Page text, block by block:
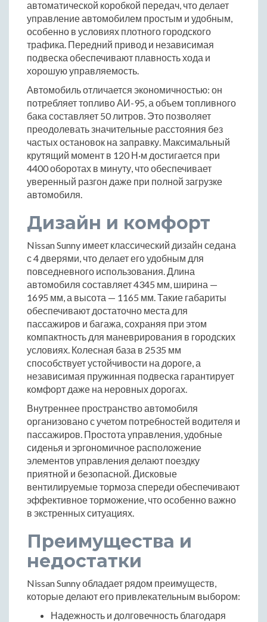
автоматической коробкой передач, что делает
управление автомобилем простым и удобным,
особенно в условиях плотного городского
трафика. Передний привод и независимая
подвеска обеспечивают плавность хода и
хорошую управляемость.
Автомобиль отличается экономичностью: он
потребляет топливо АИ-95, а объем топливного
бака составляет 50 литров. Это позволяет
преодолевать значительные расстояния без
частых остановок на заправку. Максимальный
крутящий момент в 120 Н·м достигается при
4400 оборотах в минуту, что обеспечивает
уверенный разгон даже при полной загрузке
автомобиля.
Дизайн и комфорт
Nissan Sunny имеет классический дизайн седана
с 4 дверями, что делает его удобным для
повседневного использования. Длина
автомобиля составляет 4345 мм, ширина —
1695 мм, а высота — 1165 мм. Такие габариты
обеспечивают достаточно места для
пассажиров и багажа, сохраняя при этом
компактность для маневрирования в городских
условиях. Колесная база в 2535 мм
способствует устойчивости на дороге, а
независимая пружинная подвеска гарантирует
комфорт даже на неровных дорогах.
Внутреннее пространство автомобиля
организовано с учетом потребностей водителя и
пассажиров. Простота управления, удобные
сиденья и эргономичное расположение
элементов управления делают поездку
приятной и безопасной. Дисковые
вентилируемые тормоза спереди обеспечивают
эффективное торможение, что особенно важно
в экстренных ситуациях.
Преимущества и
недостатки
Nissan Sunny обладает рядом преимуществ,
которые делают его привлекательным выбором:
Надежность и долговечность благодаря